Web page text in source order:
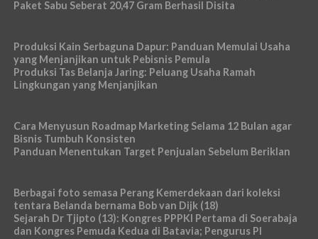
Paket Sabu Seberat 20,47 Gram Berhasil Disita
Produksi Kain Serbaguna Dapur: Panduan Memulai Usaha
yang Menjanjikan untuk Pebisnis Pemula
Produksi Tas Belanja Jaring: Peluang Usaha Ramah
Lingkungan yang Menjanjikan
Cara Menyusun Roadmap Marketing Selama 12 Bulan agar
Bisnis Tumbuh Konsisten
Panduan Menentukan Target Penjualan Sebelum Beriklan
Berbagai foto semasa Perang Kemerdekaan dari koleksi
tentara Belanda bernama Bob van Dijk (18)
Sejarah Dr Tjipto (13): Kongres PPPKI Pertama di Soerabaja
dan Kongres Pemuda Kedua di Batavia; Pengurus PI